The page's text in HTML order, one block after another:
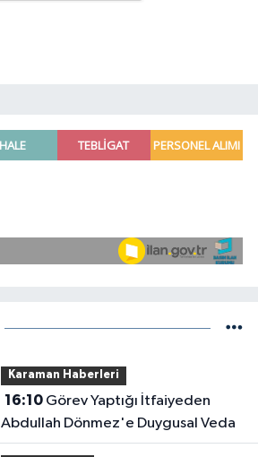
Karaman Haberleri
16:10Görev Yaptığı İtfaiyeden
Abdullah Dönmez'e Duygusal Veda